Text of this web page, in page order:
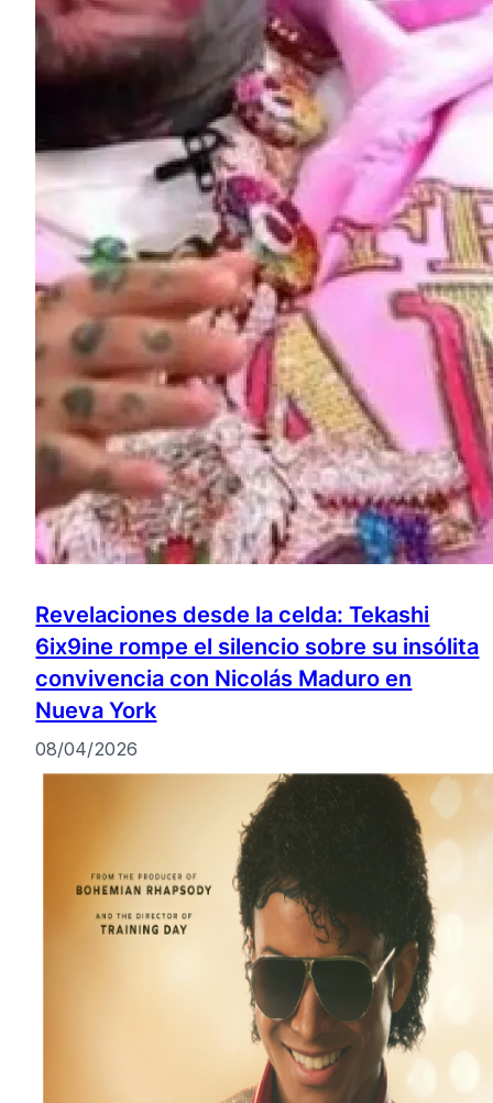
Revelaciones desde la celda: Tekashi
6ix9ine rompe el silencio sobre su insólita
convivencia con Nicolás Maduro en
Nueva York
08/04/2026